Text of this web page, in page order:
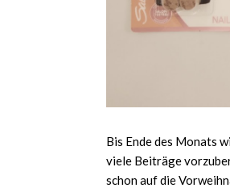
Bis Ende des Monats
viele Beiträge
schon auf die